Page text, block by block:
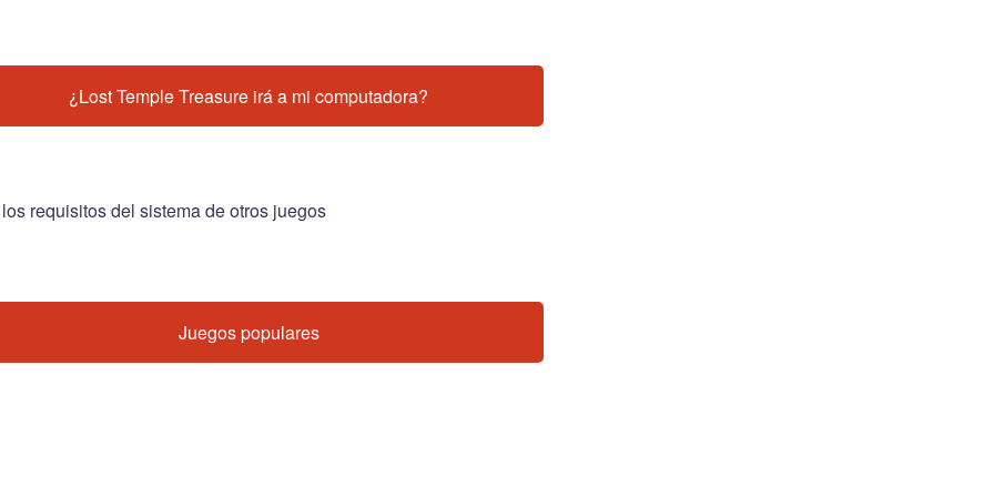
¿Lost Temple Treasure irá a mi computadora?
requisitos del sistema de otros juegos
Juegos populares